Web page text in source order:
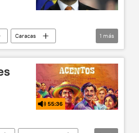
Caracas
1 más
55:36